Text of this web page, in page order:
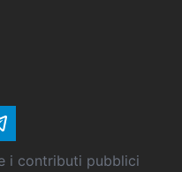
i contributi pubblici